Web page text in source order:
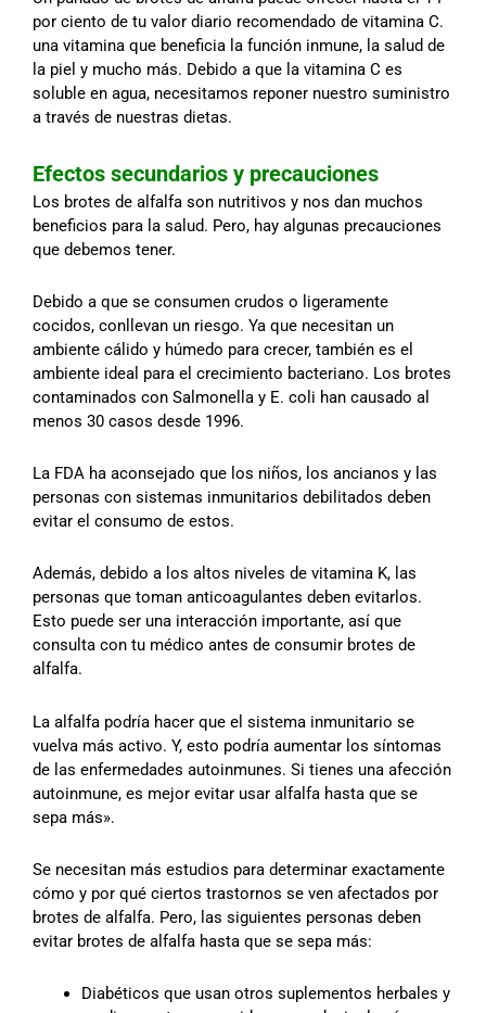
por ciento de tu valor diario recomendado de vitamina C.
una vitamina que beneficia la función inmune, la salud de
la piel y mucho más. Debido a que la vitamina C es
soluble en agua, necesitamos reponer nuestro suministro
a través de nuestras dietas.
Efectos secundarios y precauciones
Los brotes de alfalfa son nutritivos y nos dan muchos
beneficios para la salud. Pero, hay algunas precauciones
que debemos tener.
Debido a que se consumen crudos o ligeramente
cocidos, conllevan un riesgo. Ya que necesitan un
ambiente cálido y húmedo para crecer, también es el
ambiente ideal para el crecimiento bacteriano. Los brotes
contaminados con Salmonella y E. coli han causado al
menos 30 casos desde 1996.
La FDA ha aconsejado que los niños, los ancianos y las
personas con sistemas inmunitarios debilitados deben
evitar el consumo de estos.
Además, debido a los altos niveles de vitamina K, las
personas que toman anticoagulantes deben evitarlos.
Esto puede ser una interacción importante, así que
consulta con tu médico antes de consumir brotes de
alfalfa.
La alfalfa podría hacer que el sistema inmunitario se
vuelva más activo. Y, esto podría aumentar los síntomas
de las enfermedades autoinmunes. Si tienes una afección
autoinmune, es mejor evitar usar alfalfa hasta que se
sepa más».
Se necesitan más estudios para determinar exactamente
cómo y por qué ciertos trastornos se ven afectados por
brotes de alfalfa. Pero, las siguientes personas deben
evitar brotes de alfalfa hasta que se sepa más:
Diabéticos que usan otros suplementos herbales y